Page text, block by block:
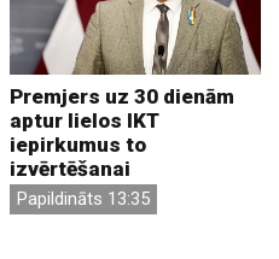
Premjers uz 30 dienām
aptur lielos IKT
iepirkumus to
izvērtēšanai
Papildināts 13:35